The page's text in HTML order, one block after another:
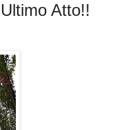
Atto!!